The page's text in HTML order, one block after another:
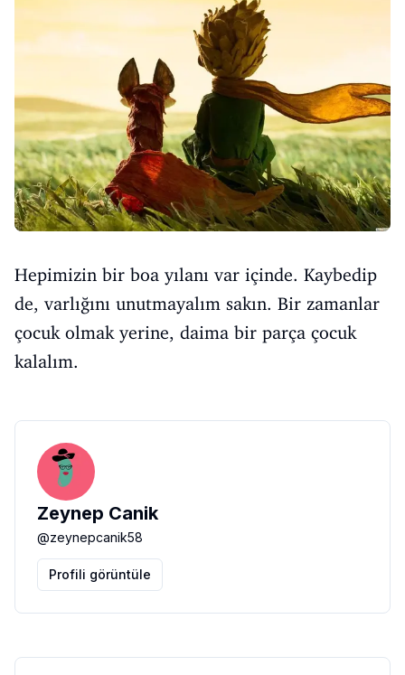
Hepimizin bir boa yılanı var içinde. Kaybedip
de, varlığını unutmayalım sakın. Bir zamanlar
çocuk olmak yerine, daima bir parça çocuk
kalalım.
Zeynep Canik
@zeynepcanik58
Profili görüntüle